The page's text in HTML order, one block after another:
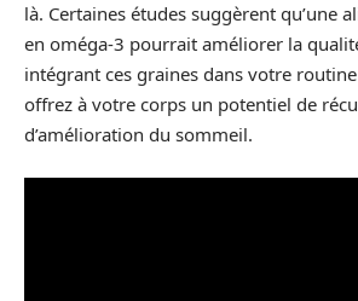
là. Certaines études suggèrent qu’une
en oméga-3 pourrait améliorer la
intégrant ces graines dans votre
offrez à votre corps un potentiel de
d’amélioration du sommeil.